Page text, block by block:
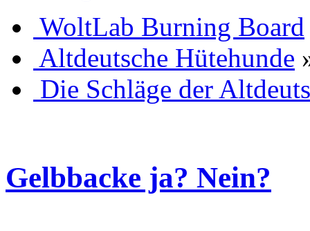
WoltLab Burning Board
Altdeutsche Hütehunde
Die Schläge der
Gelbbacke ja? Nein?